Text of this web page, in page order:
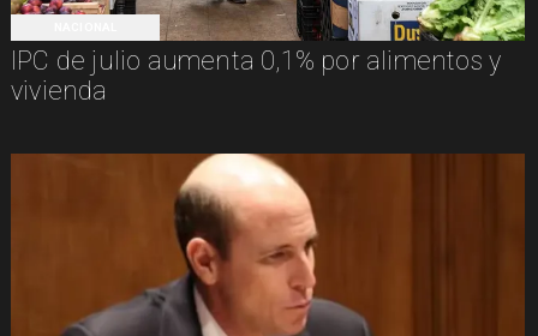
IPC de julio aumenta 0,1% por alimentos y
vivienda